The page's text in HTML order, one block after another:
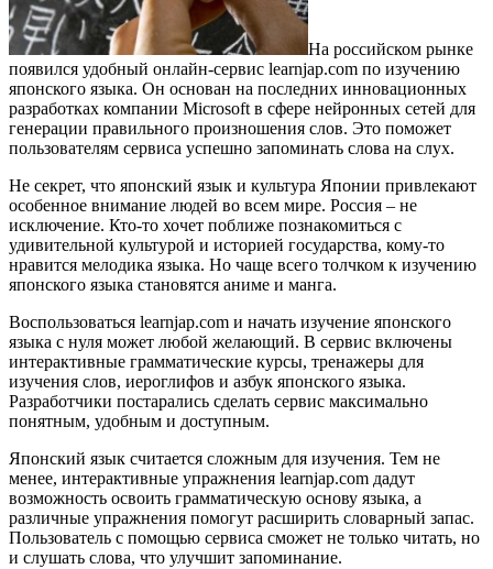
На российском рынке
появился удобный онлайн-сервис learnjap.com по изучению
японского языка. Он основан на последних инновационных
разработках компании Microsoft в сфере нейронных сетей для
генерации правильного произношения слов. Это поможет
пользователям сервиса успешно запоминать слова на слух.
Не секрет, что японский язык и культура Японии привлекают
особенное внимание людей во всем мире. Россия – не
исключение. Кто-то хочет поближе познакомиться с
удивительной культурой и историей государства, кому-то
нравится мелодика языка. Но чаще всего толчком к изучению
японского языка становятся аниме и манга.
Воспользоваться learnjap.com и начать изучение японского
языка с нуля может любой желающий. В сервис включены
интерактивные грамматические курсы, тренажеры для
изучения слов, иероглифов и азбук японского языка.
Разработчики постарались сделать сервис максимально
понятным, удобным и доступным.
Японский язык считается сложным для изучения. Тем не
менее, интерактивные упражнения learnjap.com дадут
возможность освоить грамматическую основу языка, а
различные упражнения помогут расширить словарный запас.
Пользователь с помощью сервиса сможет не только читать, но
и слушать слова, что улучшит запоминание.